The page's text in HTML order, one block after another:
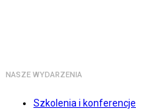
NASZE WYDARZENIA
Szkolenia i konferencje